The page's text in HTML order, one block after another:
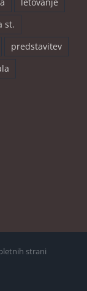
st.
predstavitev
strani